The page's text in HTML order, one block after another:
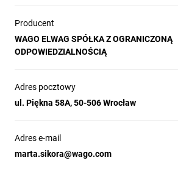
Producent
WAGO ELWAG SPÓŁKA Z OGRANICZONĄ
ODPOWIEDZIALNOŚCIĄ
Adres pocztowy
ul. Piękna 58A, 50-506 Wrocław
Adres e-mail
marta.sikora@wago.com